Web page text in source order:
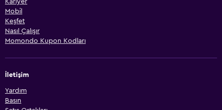
Kariyer
Mobil
Keşfet
Nasıl Çalışır
Momondo Kupon Kodları
İletişim
Yardım
Basın